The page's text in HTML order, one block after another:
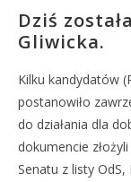
Dziś
Gliwicka.
Kilku kandydatów
postanowiło
do działania dla
dokumencie
Senatu z listy